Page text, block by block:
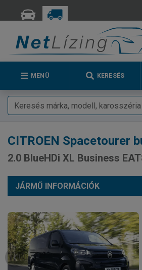
MENÜ KERESÉS
CITROEN Spacetourer
2.0 BlueHDi XL Business
JÁRMŰ INFORMÁCIÓK